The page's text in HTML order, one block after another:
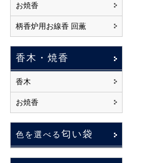
お焼香
柄香炉用お線香 回薫
香木・焼香
香木
お焼香
色を選べる 匂い袋